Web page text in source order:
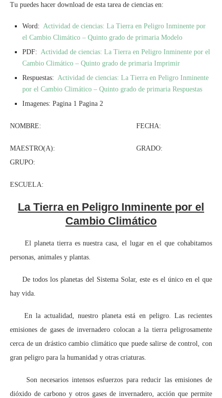
Tu puedes hacer download de esta tarea de ciencias en:
Word: Actividad de ciencias: La Tierra en Peligro Inminente por
el Cambio Climático – Quinto grado de primaria Modelo
PDF: Actividad de ciencias: La Tierra en Peligro Inminente por el
Cambio Climático – Quinto grado de primaria Imprimir
Respuestas: Actividad de ciencias: La Tierra en Peligro Inminente
por el Cambio Climático – Quinto grado de primaria Respuestas
Imagenes: Pagina 1 Pagina 2
NOMBRE: FECHA:
MAESTRO(A): GRADO:
GRUPO:
ESCUELA:
La Tierra en Peligro Inminente por el
Cambio Climático
El planeta tierra es nuestra casa, el lugar en el que cohabitamos
personas, animales y plantas.
De todos los planetas del Sistema Solar, este es el único en el que
hay vida.
En la actualidad, nuestro planeta está en peligro. Las recientes
emisiones de gases de invernadero colocan a la tierra peligrosamente
cerca de un drástico cambio climático que puede salirse de control, con
gran peligro para la humanidad y otras criaturas.
Son necesarios intensos esfuerzos para reducir las emisiones de
dióxido de carbono y otros gases de invernadero, acción que permite